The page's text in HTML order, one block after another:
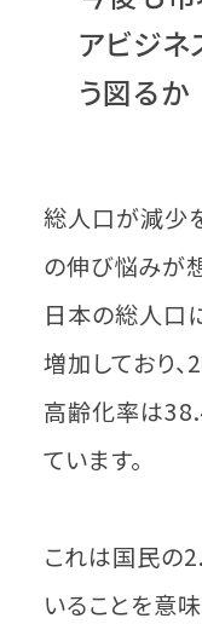
アビジネ
う図るか
総人口が減少
の伸び悩みが
日本の総人口
増加しており
高齢化率は
ています。
これは国民の
いることを意